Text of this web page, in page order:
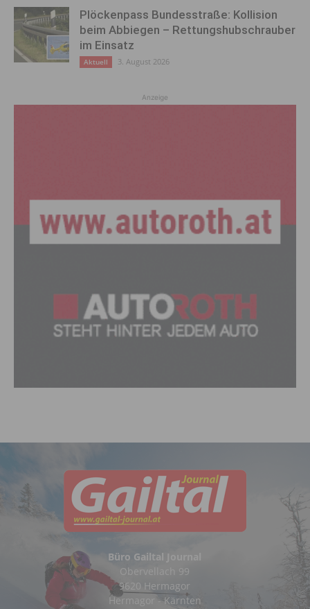
Plöckenpass Bundesstraße: Kollision
beim Abbiegen – Rettungshubschrauber
im Einsatz
Aktuell 3. August 2026
Anzeige
Büro Gailtal Journal
Obervellach 99
9620 Hermagor
Hermagor - Kärnten